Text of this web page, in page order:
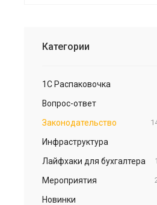
Категории
1С Распаковочка
Вопрос-ответ
Законодательство
Инфраструктура
Лайфхаки для бухгалтера
Мероприятия
Новинки